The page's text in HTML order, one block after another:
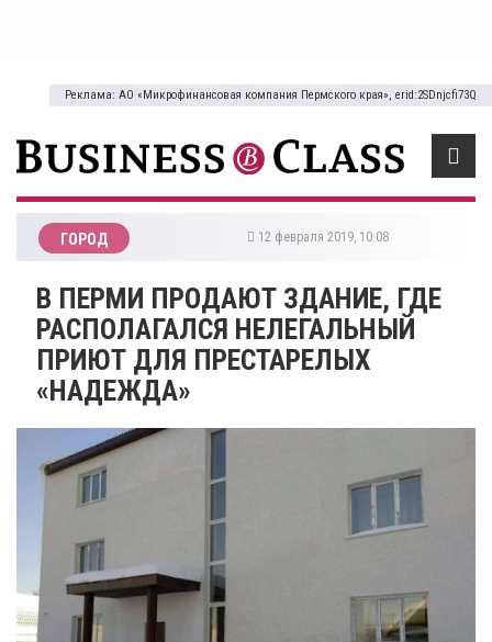
Реклама: АО «Микрофинансовая компания Пермского края», erid:2SDnjcfi73Q
ГОРОД 12 февраля 2019, 10:08
​В ПЕРМИ ПРОДАЮТ ЗДАНИЕ, ГДЕ
РАСПОЛАГАЛСЯ НЕЛЕГАЛЬНЫЙ
ПРИЮТ ДЛЯ ПРЕСТАРЕЛЫХ
«НАДЕЖДА»